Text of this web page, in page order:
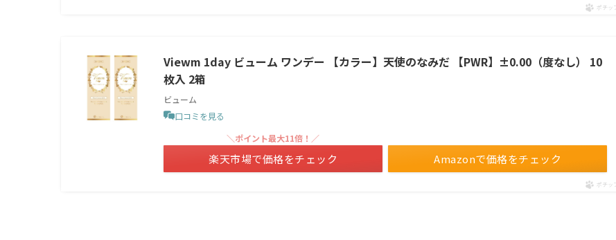
ポチッ
Viewm 1day ビューム ワンデー 【カラー】天使のなみだ 【PWR】±0.00（度なし） 10
枚入 2箱
ビューム
口コミを見る
Amazonで価格をチェック
＼ポイント最大11倍！／
楽天市場で価格をチェック
ポチッ